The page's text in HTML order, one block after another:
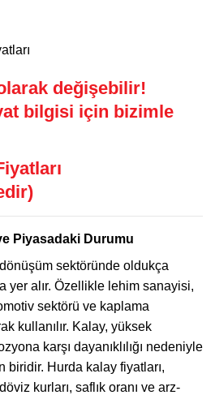
değişebilir!
bilgisi için bizimle
Piyasadaki Durumu
sektöründe oldukça
yer alır. Özellikle lehim sanayisi,
sektörü ve kaplama
kullanılır. Kalay, yüksek
karşı dayanıklılığı nedeniyle
biridir. Hurda kalay fiyatları,
kurları, saflık oranı ve arz-